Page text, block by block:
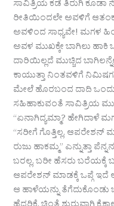
ಸಾವಿತ್ರಿಯ ಕಡೆ ತಿರುಗಿ
ರೀತಿಯಿಂದಲೇ ಅವಳಿಗೆ ಆತಂಕ
ಅವಳಿಂದ ಸಾಧ್ಯವೇ! ಮಗಳ
ಅವಳ ಮುಖಕ್ಕೇ ಬಾಗಿಲು ಹಾಕಿ
ದಾರಿಯಿಲ್ಲದೆ ಮುಚ್ಚಿದ
ಕಾಯುತ್ತಾ ನಿಂತವಳಿಗೆ
ಮೇಲೆ ಹೊರಬಂದ ದಾದಿ
ಸಹಿಹಾಕುವಂತೆ ಸಾವಿತ್ರಿಯ
“ಏನಾಗಿದ್ಯಮ್ಮಾ? ಹೇಗಿದಾಳೆ
“ಸರೀಗೆ ಗೊತ್ತಿಲ್ಲ, ಆಪರೇಶನ್‌
ರುಜು ಹಾಕಮ್ಮ” ಎನ್ನುತ್ತಾ
ಬರಲ್ಲ, ಬರೀ ಹೆಸರು ಬರೆಯಕ್ಕೆ
ಆಪರೇಶನ್‌ ಮಾಡಕ್ಕೆ ಒಪ್ಗೆ ಇದೆ
ಆ ಹಾಳೆಯನ್ನು ತೆಗೆದುಕೊಂಡು